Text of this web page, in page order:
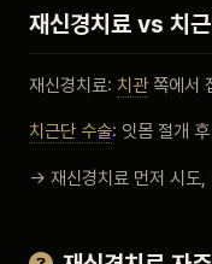
재신경치료 vs 치
재신경치료: 치관 쪽에서
치근단 수술: 잇몸 절개
→ 재신경치료 먼저 시도,